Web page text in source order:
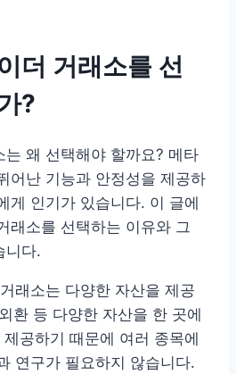
더 거래소를 선
?
는 왜 선택해야 할까요? 메타
어난 기능과 안정성을 제공하
게 인기가 있습니다. 이 글에
래소를 선택하는 이유와 그
니다.
래소는 다양한 자산을 제공
환 등 다양한 자산을 한 곳에
공하기 때문에 여러 종목에
연구가 필요하지 않습니다.